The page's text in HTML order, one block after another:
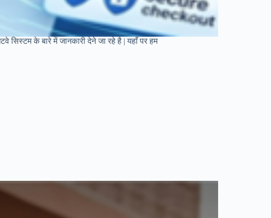
के बारे में जानकारी देने जा रहे है | यहाँ पर हम